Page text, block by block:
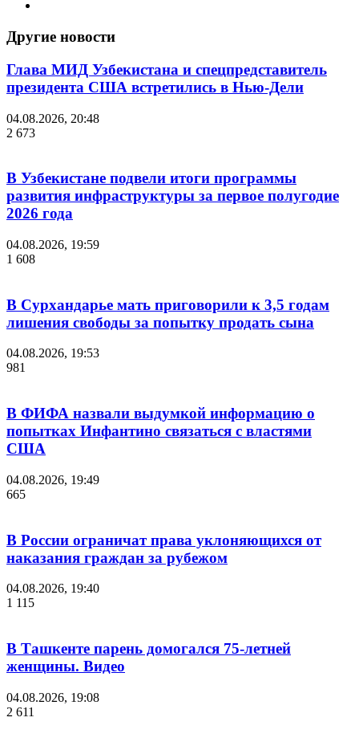
Другие новости
Глава МИД Узбекистана и спецпредставитель
президента США встретились в Нью-Дели
04.08.2026, 20:48
2 673
В Узбекистане подвели итоги программы
развития инфраструктуры за первое полугодие
2026 года
04.08.2026, 19:59
1 608
В Сурхандарье мать приговорили к 3,5 годам
лишения свободы за попытку продать сына
04.08.2026, 19:53
981
В ФИФА назвали выдумкой информацию о
попытках Инфантино связаться с властями
США
04.08.2026, 19:49
665
В России ограничат права уклоняющихся от
наказания граждан за рубежом
04.08.2026, 19:40
1 115
В Ташкенте парень домогался 75-летней
женщины. Видео
04.08.2026, 19:08
2 611